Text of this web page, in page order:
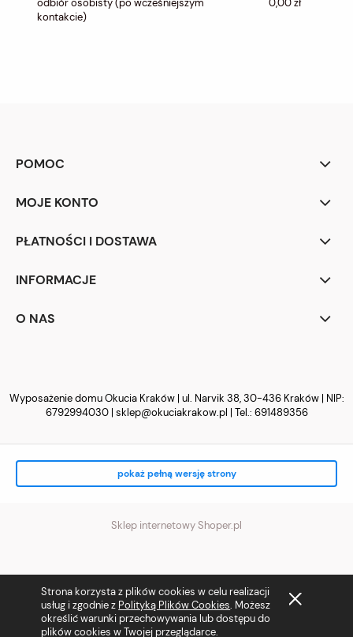
Strona korzysta z plików cookies w celu realizacji
usług i zgodnie z Polityką Plików Cookies. Możesz
określić warunki przechowywania lub dostępu do
plików cookies w Twojej przeglądarce.
kontakcie)
POMOC
MOJE KONTO
PŁATNOŚCI I DOSTAWA
INFORMACJE
O NAS
Wyposażenie domu Okucia Kraków | ul. Narvik 38, 30-436 Kraków | NIP:
6792994030 | sklep@okuciakrakow.pl | Tel.: 691489356
pokaż pełną wersję strony
Sklep internetowy Shoper.pl